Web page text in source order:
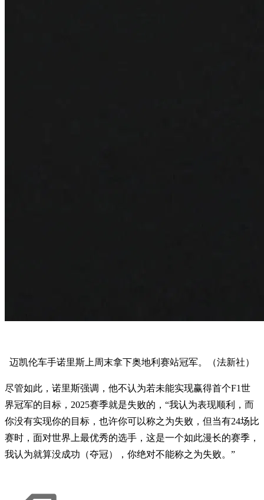
迈凯伦车手诺里斯上周末拿下奥地利赛站冠军。（法新社）
尽管如此，诺里斯强调，他不认为若未能实现赢得首个F1世
界冠军的目标，2025赛季就是失败的，“我认为表现顺利，而
你没有实现你的目标，也许你可以称之为失败，但当有24场比
赛时，面对世界上最优秀的选手，这是一个如此漫长的赛季，
我认为就算没成功（夺冠），你绝对不能称之为失败。”